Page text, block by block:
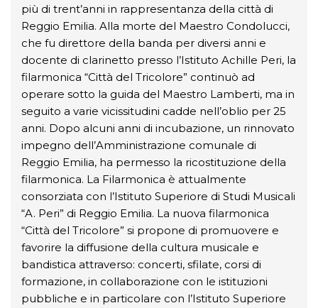
più di trent’anni in rappresentanza della città di
Reggio Emilia. Alla morte del Maestro Condolucci,
che fu direttore della banda per diversi anni e
docente di clarinetto presso l’Istituto Achille Peri, la
filarmonica “Città del Tricolore” continuò ad
operare sotto la guida del Maestro Lamberti, ma in
seguito a varie vicissitudini cadde nell’oblio per 25
anni. Dopo alcuni anni di incubazione, un rinnovato
impegno dell’Amministrazione comunale di
Reggio Emilia, ha permesso la ricostituzione della
filarmonica. La Filarmonica è attualmente
consorziata con l’Istituto Superiore di Studi Musicali
“A. Peri” di Reggio Emilia. La nuova filarmonica
“Città del Tricolore” si propone di promuovere e
favorire la diffusione della cultura musicale e
bandistica attraverso: concerti, sfilate, corsi di
formazione, in collaborazione con le istituzioni
pubbliche e in particolare con l’Istituto Superiore